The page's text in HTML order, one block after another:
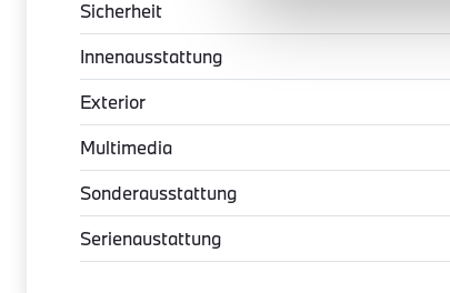
Sicherheit
Innenausstattung
Exterior
Multimedia
Sonderausstattung
Serienaustattung